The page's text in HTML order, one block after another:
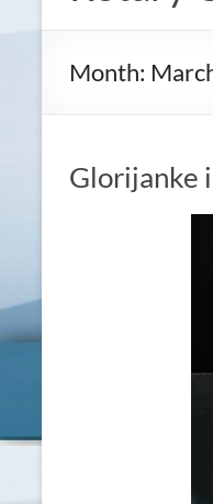
Month:
Glorijanke